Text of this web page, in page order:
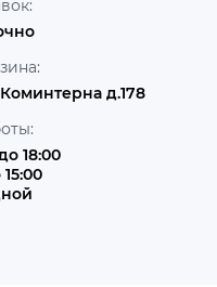
д.178
18:00